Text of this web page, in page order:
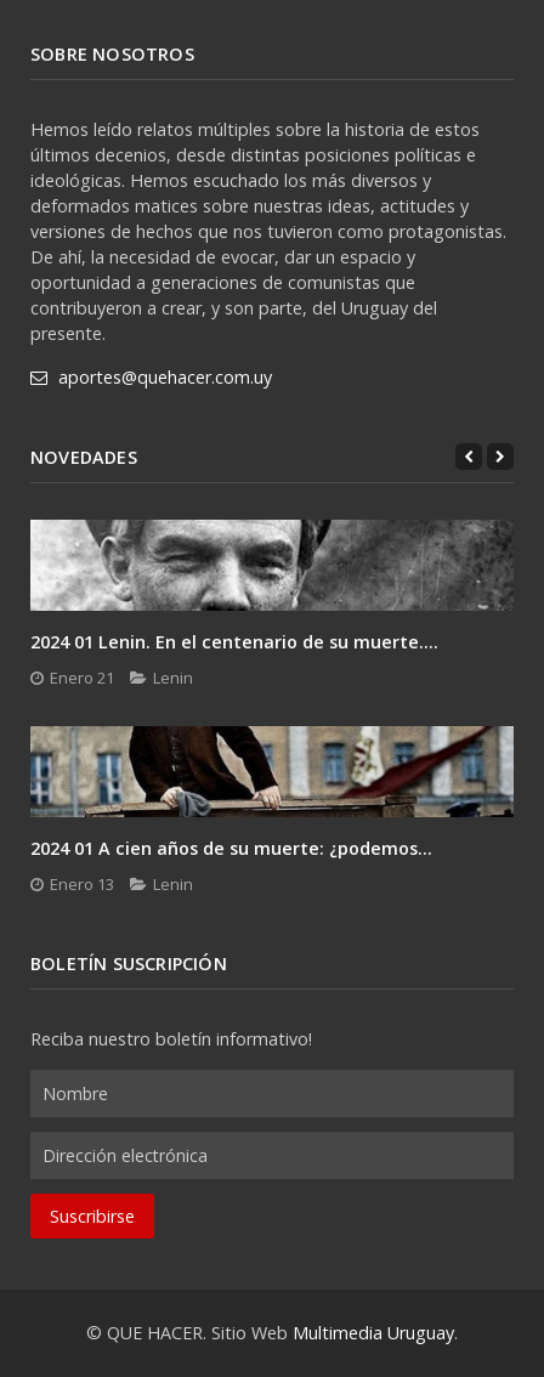
SOBRE NOSOTROS
Hemos leído relatos múltiples sobre la historia de estos
últimos decenios, desde distintas posiciones políticas e
ideológicas. Hemos escuchado los más diversos y
deformados matices sobre nuestras ideas, actitudes y
versiones de hechos que nos tuvieron como protagonistas.
De ahí, la necesidad de evocar, dar un espacio y
oportunidad a generaciones de comunistas que
contribuyeron a crear, y son parte, del Uruguay del
presente.
aportes@quehacer.com.uy
NOVEDADES
2024 01 Lenin. En el centenario de su muerte....
Enero 21 Lenin
2024 01 A cien años de su muerte: ¿podemos...
Enero 13 Lenin
BOLETÍN SUSCRIPCIÓN
Reciba nuestro boletín informativo!
© QUE HACER. Sitio Web Multimedia Uruguay.